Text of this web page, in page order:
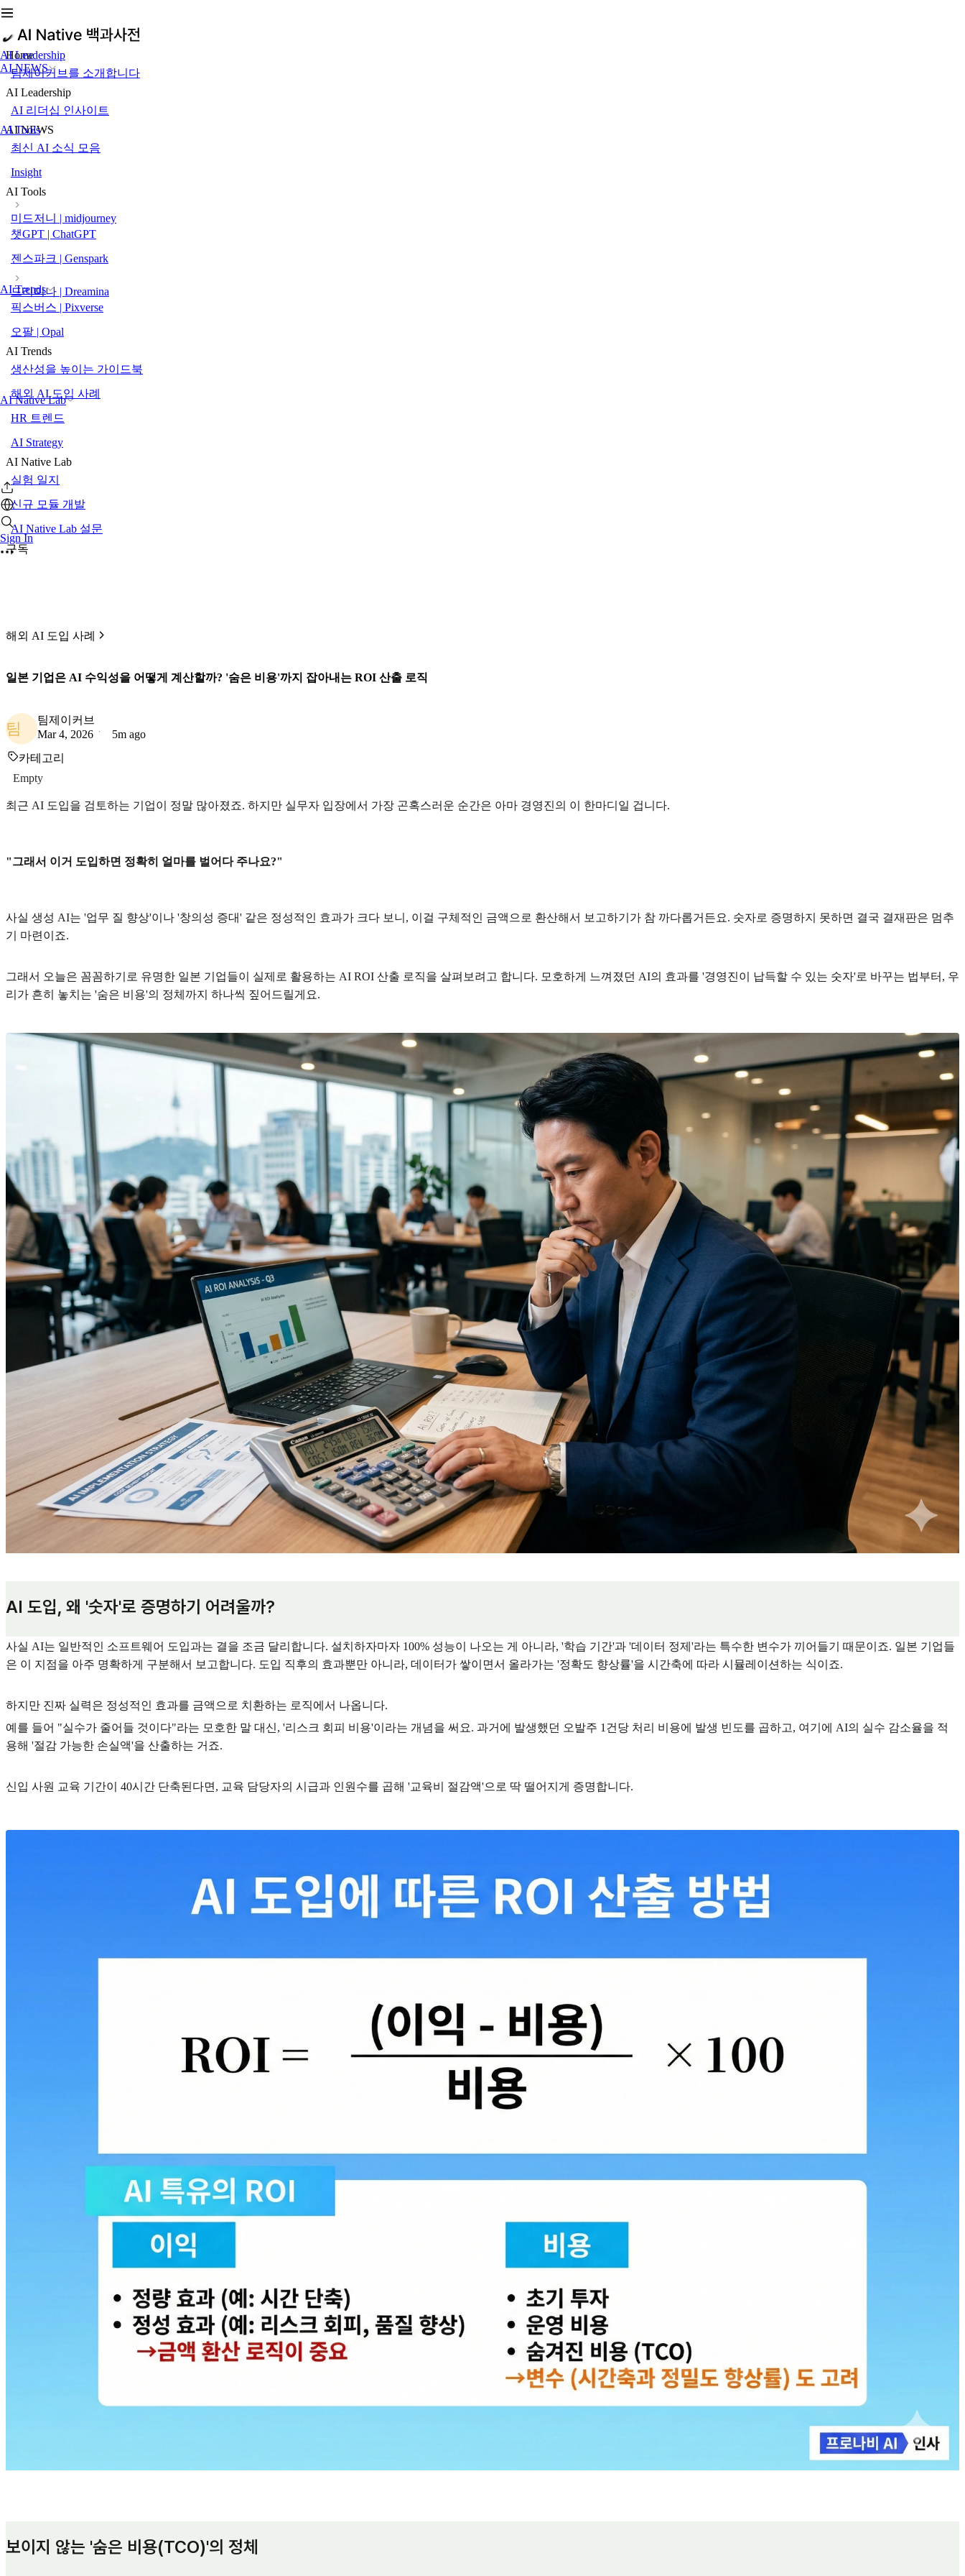
AI Leadership
AI NEWS
AI Tools
AI Trends
AI Native Lab
Sign In
Home
팀제이커브를 소개합니다
AI Leadership
AI 리더십 인사이트
AI NEWS
최신 AI 소식 모음
Insight
AI Tools
미드저니 | midjourney
챗GPT | ChatGPT
젠스파크 | Genspark
드리미나 | Dreamina
픽스버스 | Pixverse
오팔 | Opal
AI Trends
생산성을 높이는 가이드북
해외 AI 도입 사례
HR 트렌드
AI Strategy
AI Native Lab
실험 일지
신규 모듈 개발
AI Native Lab 설문
구독
해외 AI 도입 사례
일본 기업은 AI 수익성을 어떻게 계산할까? '숨은 비용'까지 잡아내는 ROI 산출 로직
팀
팀제이커브
Mar 4, 2026
5m ago
카테고리
Empty
최근 AI 도입을 검토하는 기업이 정말 많아졌죠. 하지만 실무자 입장에서 가장 곤혹스러운 순간은 아마 경영진의 이 한마디일 겁니다.
"그래서 이거 도입하면 정확히 얼마를 벌어다 주나요?"
사실 생성 AI는 '업무 질 향상'이나 '창의성 증대' 같은 정성적인 효과가 크다 보니, 이걸 구체적인 금액으로 환산해서 보고하기가 참 까다롭거든요. 숫자로 증명하지 못하면 결국 결재판은 멈추
기 마련이죠.
그래서 오늘은 꼼꼼하기로 유명한 일본 기업들이 실제로 활용하는 AI ROI 산출 로직을 살펴보려고 합니다. 모호하게 느껴졌던 AI의 효과를 '경영진이 납득할 수 있는 숫자'로 바꾸는 법부터, 우
리가 흔히 놓치는 '숨은 비용'의 정체까지 하나씩 짚어드릴게요.
AI 도입, 왜 '숫자'로 증명하기 어려울까?
사실 AI는 일반적인 소프트웨어 도입과는 결을 조금 달리합니다. 설치하자마자 100% 성능이 나오는 게 아니라, '학습 기간'과 '데이터 정제'라는 특수한 변수가 끼어들기 때문이죠. 일본 기업들
은 이 지점을 아주 명확하게 구분해서 보고합니다. 도입 직후의 효과뿐만 아니라, 데이터가 쌓이면서 올라가는 '정확도 향상률'을 시간축에 따라 시뮬레이션하는 식이죠.
하지만 진짜 실력은 정성적인 효과를 금액으로 치환하는 로직에서 나옵니다.
예를 들어 "실수가 줄어들 것이다"라는 모호한 말 대신, '리스크 회피 비용'이라는 개념을 써요. 과거에 발생했던 오발주 1건당 처리 비용에 발생 빈도를 곱하고, 여기에 AI의 실수 감소율을 적
용해 '절감 가능한 손실액'을 산출하는 거죠.
신입 사원 교육 기간이 40시간 단축된다면, 교육 담당자의 시급과 인원수를 곱해 '교육비 절감액'으로 딱 떨어지게 증명합니다.
보이지 않는 '숨은 비용(TCO)'의 정체